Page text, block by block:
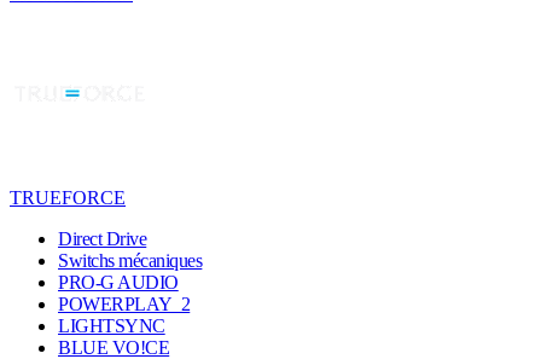
TRUEFORCE
Direct Drive
Switchs mécaniques
PRO-G AUDIO
POWERPLAY 2
LIGHTSYNC
BLUE VO!CE